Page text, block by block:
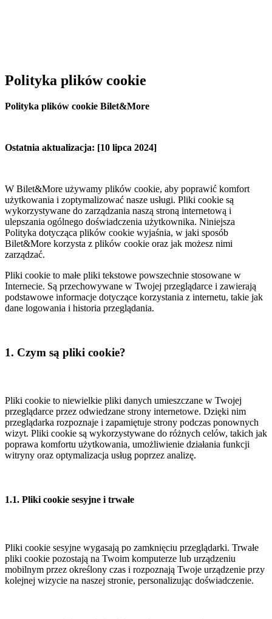
Polityka plików cookie
Polityka plików cookie Bilet&More
Ostatnia aktualizacja: [10 lipca 2024]
W Bilet&More używamy plików cookie, aby poprawić komfort
użytkowania i zoptymalizować nasze usługi. Pliki cookie są
wykorzystywane do zarządzania naszą stroną internetową i
ulepszania ogólnego doświadczenia użytkownika. Niniejsza
Polityka dotycząca plików cookie wyjaśnia, w jaki sposób
Bilet&More korzysta z plików cookie oraz jak możesz nimi
zarządzać.
Pliki cookie to małe pliki tekstowe powszechnie stosowane w
Internecie. Są przechowywane w Twojej przeglądarce i zawierają
podstawowe informacje dotyczące korzystania z internetu, takie jak
dane logowania i historia przeglądania.
1. Czym są pliki cookie?
Pliki cookie to niewielkie pliki danych umieszczane w Twojej
przeglądarce przez odwiedzane strony internetowe. Dzięki nim
przeglądarka rozpoznaje i zapamiętuje strony podczas ponownych
wizyt. Pliki cookie są wykorzystywane do różnych celów, takich jak
poprawa komfortu użytkowania, umożliwienie działania funkcji
witryny oraz optymalizacja usług poprzez analizę.
1.1. Pliki cookie sesyjne i trwałe
Pliki cookie sesyjne wygasają po zamknięciu przeglądarki. Trwałe
pliki cookie pozostają na Twoim komputerze lub urządzeniu
mobilnym przez określony czas i rozpoznają Twoje urządzenie przy
kolejnej wizycie na naszej stronie, personalizując doświadczenie.